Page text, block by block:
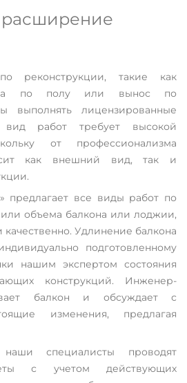
расширение
реконструкции, такие как
по полу или вынос по
выполнять лицензированные
вид работ требует высокой
от профессионализма
как внешний вид, так и
предлагает все виды работ по
объема балкона или лоджии,
Удлинение балкона
подготовленному
нашим экспертом состояния
конструкций. Инженер-
балкон и обсуждает с
изменения, предлагая
специалисты проводят
с учетом действующих